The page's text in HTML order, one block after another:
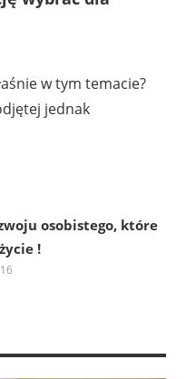
w tym temacie?
jednak
osobistego, które
!